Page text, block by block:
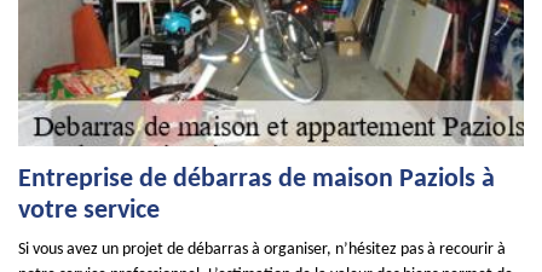
Entreprise de débarras de maison Paziols à
votre service
Si vous avez un projet de débarras à organiser, n’hésitez pas à recourir à